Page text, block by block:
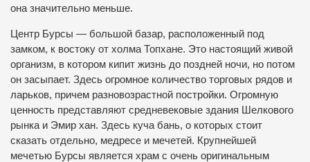
она значительно меньше.
Центр Бурсы — большой базар, расположенный под
замком, к востоку от холма Топхане. Это настоящий живой
организм, в котором кипит жизнь до поздней ночи, но потом
он засыпает. Здесь огромное количество торговых рядов и
ларьков, причем разновозрастной постройки. Огромную
ценность представляют средневековые здания Шелкового
рынка и Эмир хан. Здесь куча бань, о которых стоит
сказать отдельно, медресе и мечетей. Крупнейшей
мечетью Бурсы является храм с очень оригинальным